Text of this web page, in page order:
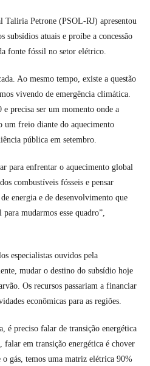
Taliria Petrone (PSOL-RJ) apresentou
atuais e proíbe a concessão
fonte fóssil no setor elétrico.
Ao mesmo tempo, existe a questão
vivendo de emergência climática.
e precisa ser um momento onde a
um freio diante do aquecimento
pública em setembro.
para enfrentar o aquecimento global
combustíveis fósseis e pensar
energia e de desenvolvimento que
mudarmos esse quadro”,
especialistas ouvidos pela
mudar o destino do subsídio hoje
Os recursos passariam a financiar
econômicas para as regiões.
é preciso falar de transição energética
falar em transição energética é chover
gás, temos uma matriz elétrica 90%